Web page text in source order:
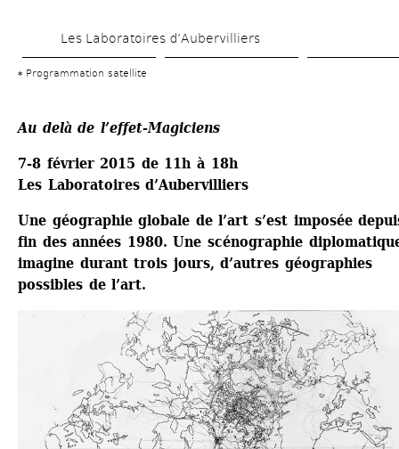
au
contenu
Les Laboratoires d’Aubervilliers
Programmation satellite
Au delà de l’effet-Magiciens
7-8 février 2015 de 11h à 18h
Les Laboratoires d’Aubervilliers
Une géographie globale de l’art s’est imposée
fin des années 1980. Une scénographie
imagine durant trois jours, d’autres géographies
possibles de l’art.